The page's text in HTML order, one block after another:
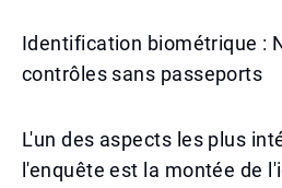
Identification biométrique :
contrôles sans passeports
L'un des aspects les plus
l'enquête est la montée de